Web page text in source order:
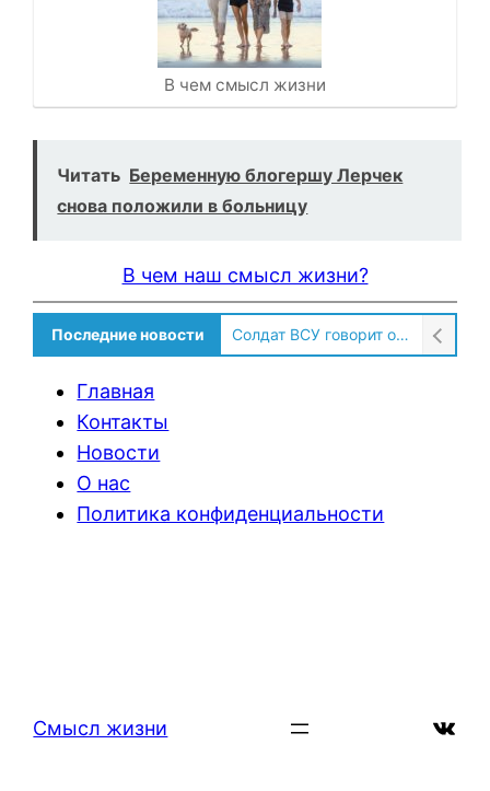
В чем смысл жизни
Читать Беременную блогершу Лерчек
снова положили в больницу
В чем наш смысл жизни?
Последние новости Солдат ВСУ говорит о том, чтобы продавали топливо для ремонта техники в Угледаре
Главная
Контакты
Новости
О нас
Политика конфиденциальности
Смысл жизни